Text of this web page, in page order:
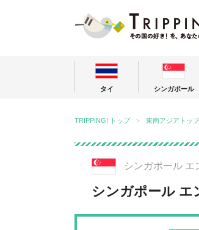
タイ シンガポール
TRIPPING! トップ 東南アジアトップ
シンガポール エ
シンガポール エ